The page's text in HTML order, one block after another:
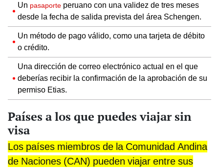
Un pasaporte peruano con una validez de tres meses
desde la fecha de salida prevista del área Schengen.
Un método de pago válido, como una tarjeta de débito
o crédito.
Una dirección de correo electrónico actual en el que
deberías recibir la confirmación de la aprobación de su
permiso Etias.
Países a los que puedes viajar sin
visa
Los países miembros de la Comunidad Andina
de Naciones (CAN) pueden viajar entre sus